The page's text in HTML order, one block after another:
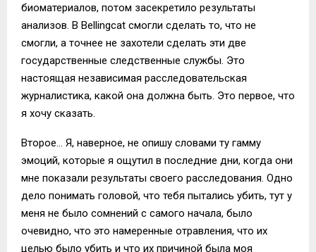
биоматериалов, потом засекретило результаты
анализов. В Bellingcat смогли сделать то, что не
смогли, а точнее не захотели сделать эти две
государственные следственные службы. Это
настоящая независимая расследовательская
журналистика, какой она должна быть. Это первое, что
я хочу сказать.
Второе… Я, наверное, не опишу словами ту гамму
эмоций, которые я ощутил в последние дни, когда они
мне показали результаты своего расследования. Одно
дело понимать головой, что тебя пытались убить, тут у
меня не было сомнений с самого начала, было
очевидно, что это намеренные отравления, что их
целью было убить и что их причиной была моя